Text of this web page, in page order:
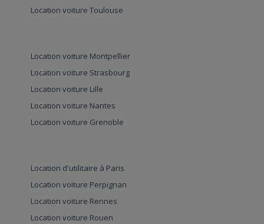
Location voiture Toulouse
Location voiture Montpellier
Location voiture Strasbourg
Location voiture Lille
Location voiture Nantes
Location voiture Grenoble
Location d'utilitaire à Paris
Location voiture Perpignan
Location voiture Rennes
Location voiture Rouen